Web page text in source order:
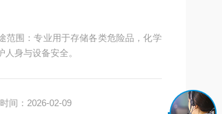
范围：专业用于存储各类危险品，化学
身与设备安全。
间：2026-02-09